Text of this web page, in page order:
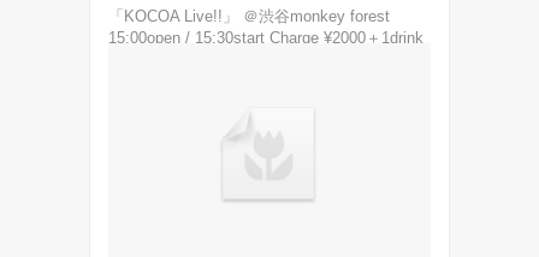
「KOCOA Live!!」 ＠渋谷monkey forest
15:00open / 15:30start Charge ¥2000＋1drink